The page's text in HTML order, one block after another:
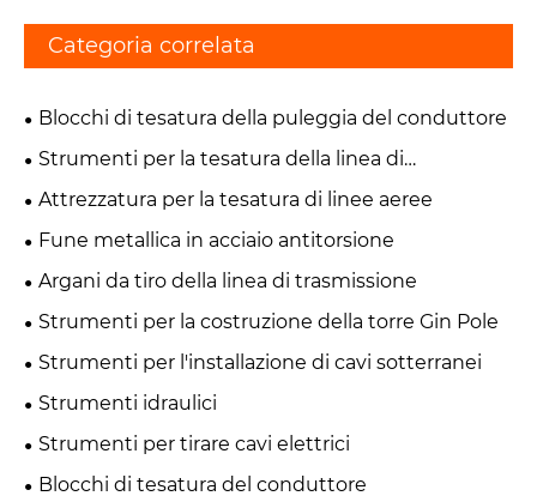
Categoria correlata
Blocchi di tesatura della puleggia del conduttore
Strumenti per la tesatura della linea di
trasmissione
Attrezzatura per la tesatura di linee aeree
Fune metallica in acciaio antitorsione
Argani da tiro della linea di trasmissione
Strumenti per la costruzione della torre Gin Pole
Strumenti per l'installazione di cavi sotterranei
Strumenti idraulici
Strumenti per tirare cavi elettrici
Blocchi di tesatura del conduttore